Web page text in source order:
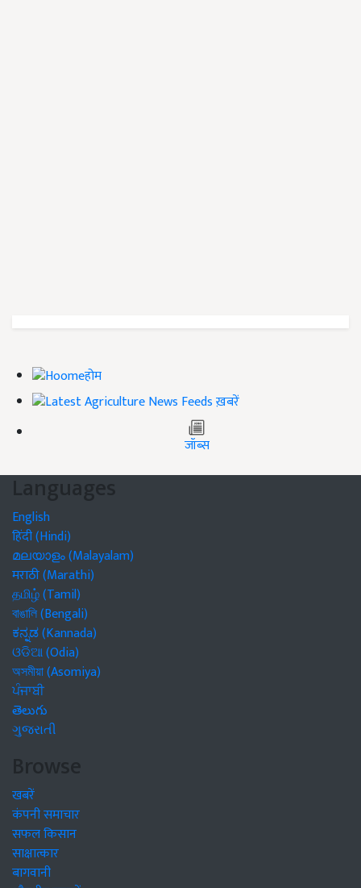
होम
ख़बरें
जॉब्स
Languages
English
हिंदी (Hindi)
മലയാളം (Malayalam)
मराठी (Marathi)
தமிழ் (Tamil)
বাঙালি (Bengali)
ಕನ್ನಡ (Kannada)
ଓଡିଆ (Odia)
অসমীয়া (Asomiya)
ਪੰਜਾਬੀ
తెలుగు
ગુજરાતી
Browse
खबरें
कंपनी समाचार
सफल किसान
साक्षात्कार
बागवानी